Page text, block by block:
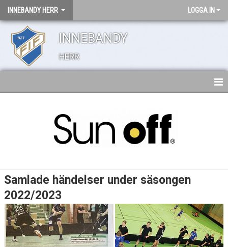
INNEBANDY HERR LOGGA IN
INNEBANDY
HERR
DOKUMENT
KONTAKT
TABELL & RESULTAT
Samlade händelser under säsongen
2022/2023